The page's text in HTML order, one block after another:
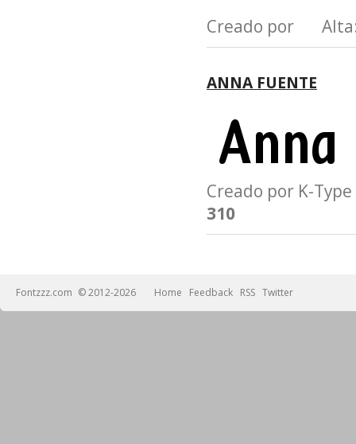
Creado por
ANNA FUENTE
Creado por K-
310
Fontzzz.com © 2012-2026 Home Feedback RSS Twitter